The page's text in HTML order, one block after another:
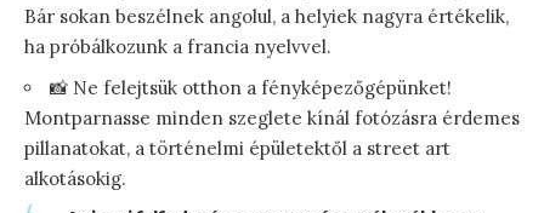
Bár sokan beszélnek angolul, a helyiek nagyra értékelik,
ha próbálkozunk a francia nyelvvel.
📸 Ne felejtsük otthon a fényképezőgépünket!
Montparnasse minden szeglete kínál fotózásra érdemes
pillanatokat, a történelmi épületektől a street art
alkotásokig.